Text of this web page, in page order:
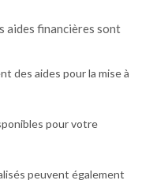
aides financières sont
des aides pour la mise à
pour votre
peuvent également